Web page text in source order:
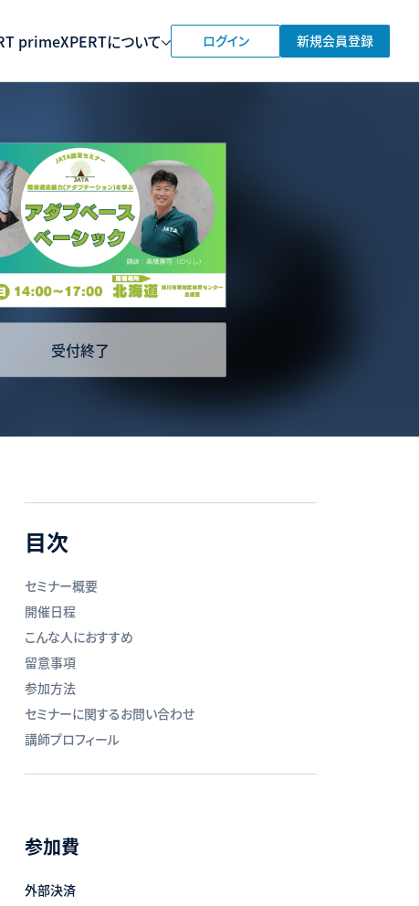
primeXPERTについて ログイン 新規会員登録
受付終了
目次
セミナー概要
開催日程
こんな人におすすめ
留意事項
参加方法
セミナーに関するお問い合わせ
講師プロフィール
参加費
外部決済